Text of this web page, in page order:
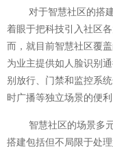
对于智慧社区的搭
着眼于把科技引入社区
而，就目前智慧社区覆
为业主提供如人脸识别
别放行、门禁和监控系
时广播等独立场景的便利
智慧社区的场景多
搭建包括但不局限于处